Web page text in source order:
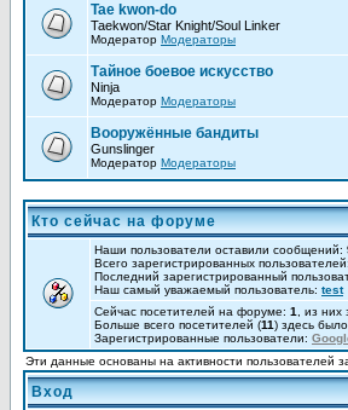
Tae kwon-do
Taekwon/Star Knight/Soul Linker
Модератор Модераторы
Тайное боевое искусство
Ninja
Модератор Модераторы
Вооружённые бандиты
Gunslinger
Модератор Модераторы
Кто сейчас на форуме
Наши пользователи оставили сообщений:
Всего зарегистрированных пользователей:
Последний зарегистрированный
Наш самый уважаемый пользователь: test
Сейчас посетителей на форуме: 1 , из
Больше всего посетителей (11) здесь было
Зарегистрированные пользователи:
Эти данные основаны на активности пользователей
Вход